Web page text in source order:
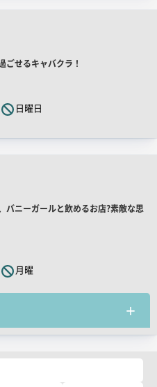
ごせるキャバクラ！
日曜日
バニーガールと飲めるお店?素敵な思
月曜